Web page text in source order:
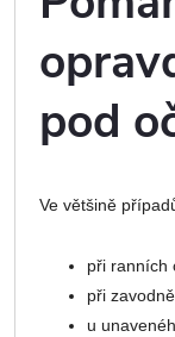
pod
Ve většině
při ranních
při
u